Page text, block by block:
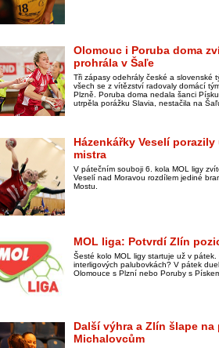
Olomouc i Poruba doma
prohrála v Šaľe
Tři zápasy odehrály české a slovenské
všech se z vítězství radovaly domácí
Plzně. Poruba doma nedala šanci
utrpěla porážku Slavia, nestačila na
Házenkářky Veselí
mistra
V pátečním souboji 6. kola MOL ligy
Veselí nad Moravou rozdílem jediné
Mostu.
MOL liga: Potvrdí Zlín
Šesté kolo MOL ligy startuje už v
interligových palubovkách? V pátek
Olomouce s Plzní nebo Poruby s
Další výhra a Zlín šlape na
Michalovcům